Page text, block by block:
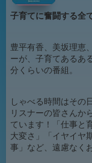
子育てに奮闘する全
豊平有香、美坂理恵
ーが、子育てあるあ
分くらいの番組。
しゃべる時間はその
リスナーの皆さんか
ています！「仕事と
大変さ」「イヤイヤ
事」など、遠慮なく